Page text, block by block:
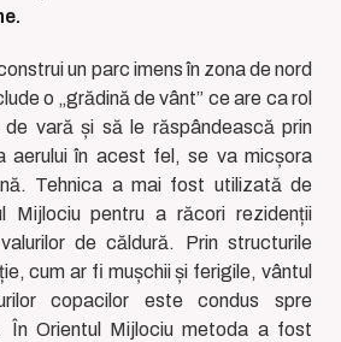
un parc imens în zona de nord
o „grădină de vânt” ce are ca rol
vară și să le răspândească prin
aerului în acest fel, se va micșora
Tehnica a mai fost utilizată de
Mijlociu pentru a răcori rezidenții
de căldură. Prin structurile
cum ar fi mușchii și ferigile, vântul
copacilor este condus spre
În Orientul Mijlociu metoda a fost